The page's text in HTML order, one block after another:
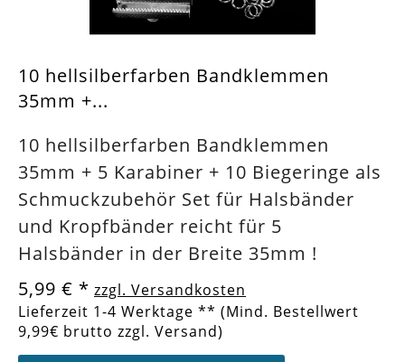
10 hellsilberfarben Bandklemmen
35mm +...
10 hellsilberfarben Bandklemmen
35mm + 5 Karabiner + 10 Biegeringe als
Schmuckzubehör Set für Halsbänder
und Kropfbänder reicht für 5
Halsbänder in der Breite 35mm !
5,99 € * zzgl. Versandkosten
Lieferzeit 1-4 Werktage ** (Mind. Bestellwert
9,99€ brutto zzgl. Versand)